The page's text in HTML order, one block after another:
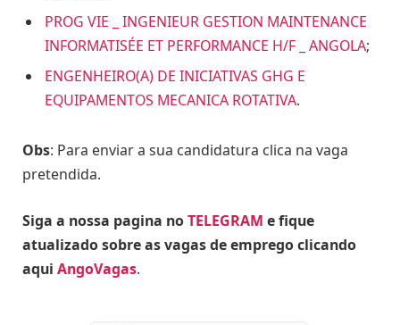
PROG VIE _ INGENIEUR GESTION MAINTENANCE
INFORMATISÉE ET PERFORMANCE H/F _ ANGOLA;
ENGENHEIRO(A) DE INICIATIVAS GHG E
EQUIPAMENTOS MECANICA ROTATIVA.
Obs: Para enviar a sua candidatura clica na vaga
pretendida.
Siga a nossa pagina noTELEGRAM e fique
atualizado sobre as vagas de emprego clicando
aqui AngoVagas.